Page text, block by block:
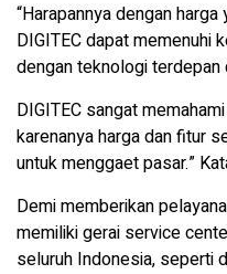
“Harapannya dengan
DIGITEC dapat memenuhi
dengan teknologi terdepan
DIGITEC sangat
karenanya harga dan fitur
untuk menggaet pasar.”
Demi memberikan
memiliki gerai service
seluruh Indonesia, seperti